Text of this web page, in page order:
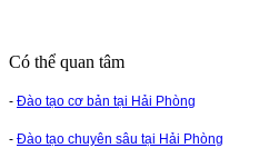
Có thể quan tâm
- Đào tạo cơ bản tại Hải Phòng
- Đào tạo chuyên sâu tại Hải Phòng